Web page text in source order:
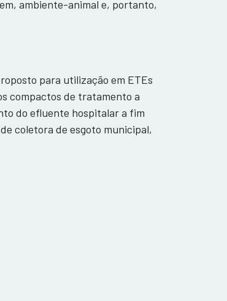
ambiente-animal e, portanto,
para utilização em ETEs
compactos de tratamento a
do efluente hospitalar a fim
coletora de esgoto municipal,